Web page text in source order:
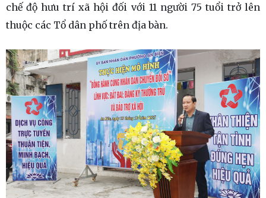
chế độ hưu trí xã hội đối với 11 người 75 tuổi trở lên
thuộc các Tổ dân phố trên địa bàn.